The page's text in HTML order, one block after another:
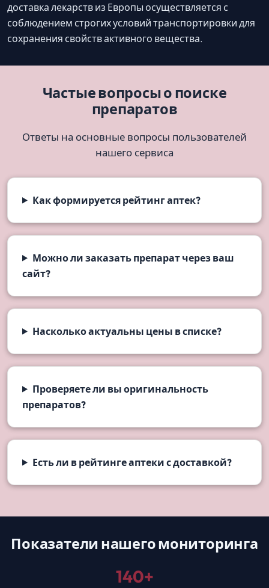
доставка лекарств из Европы осуществляется с
соблюдением строгих условий транспортировки для
сохранения свойств активного вещества.
Частые вопросы о поиске
препаратов
Ответы на основные вопросы пользователей
нашего сервиса
Как формируется рейтинг аптек?
Можно ли заказать препарат через ваш
сайт?
Насколько актуальны цены в списке?
Проверяете ли вы оригинальность
препаратов?
Есть ли в рейтинге аптеки с доставкой?
Показатели нашего мониторинга
140+